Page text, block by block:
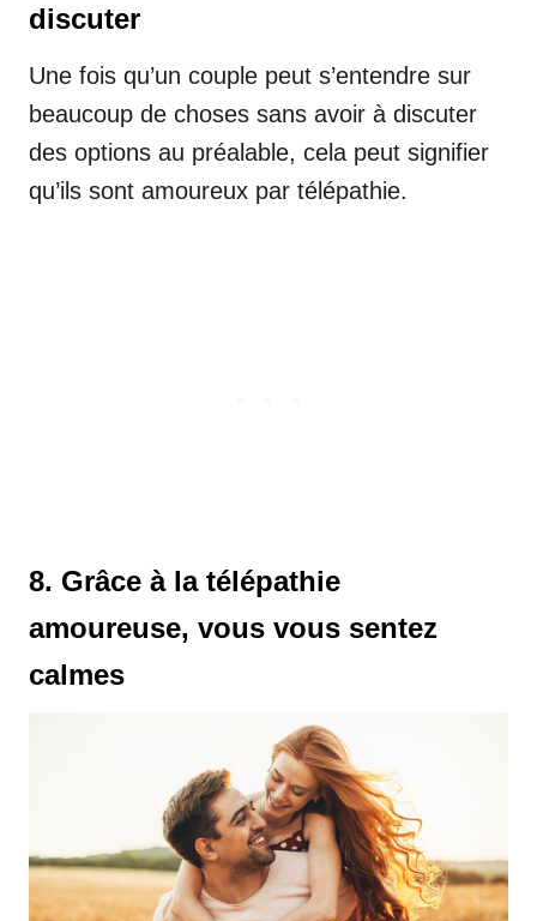
discuter
Une fois qu’un couple peut s’entendre sur
beaucoup de choses sans avoir à discuter
des options au préalable, cela peut signifier
qu’ils sont amoureux par télépathie.
8. Grâce à la télépathie
amoureuse, vous vous sentez
calmes